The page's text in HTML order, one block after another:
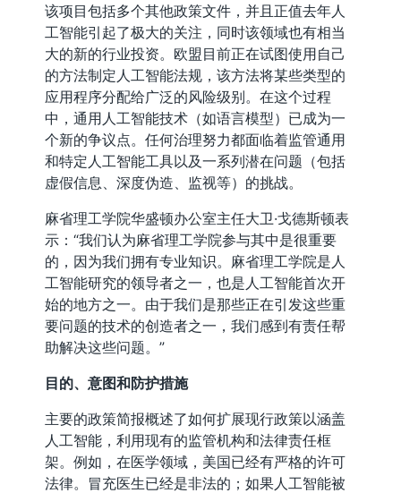
该项目包括多个其他政策文件，并且正值去年人
工智能引起了极大的关注，同时该领域也有相当
大的新的行业投资。欧盟目前正在试图使用自己
的方法制定人工智能法规，该方法将某些类型的
应用程序分配给广泛的风险级别。在这个过程
中，通用人工智能技术（如语言模型）已成为一
个新的争议点。任何治理努力都面临着监管通用
和特定人工智能工具以及一系列潜在问题（包括
虚假信息、深度伪造、监视等）的挑战。
麻省理工学院华盛顿办公室主任大卫·戈德斯顿表
示：“我们认为麻省理工学院参与其中是很重要
的，因为我们拥有专业知识。麻省理工学院是人
工智能研究的领导者之一，也是人工智能首次开
始的地方之一。由于我们是那些正在引发这些重
要问题的技术的创造者之一，我们感到有责任帮
助解决这些问题。”
目的、意图和防护措施
主要的政策简报概述了如何扩展现行政策以涵盖
人工智能，利用现有的监管机构和法律责任框
架。例如，在医学领域，美国已经有严格的许可
法律。冒充医生已经是非法的；如果人工智能被